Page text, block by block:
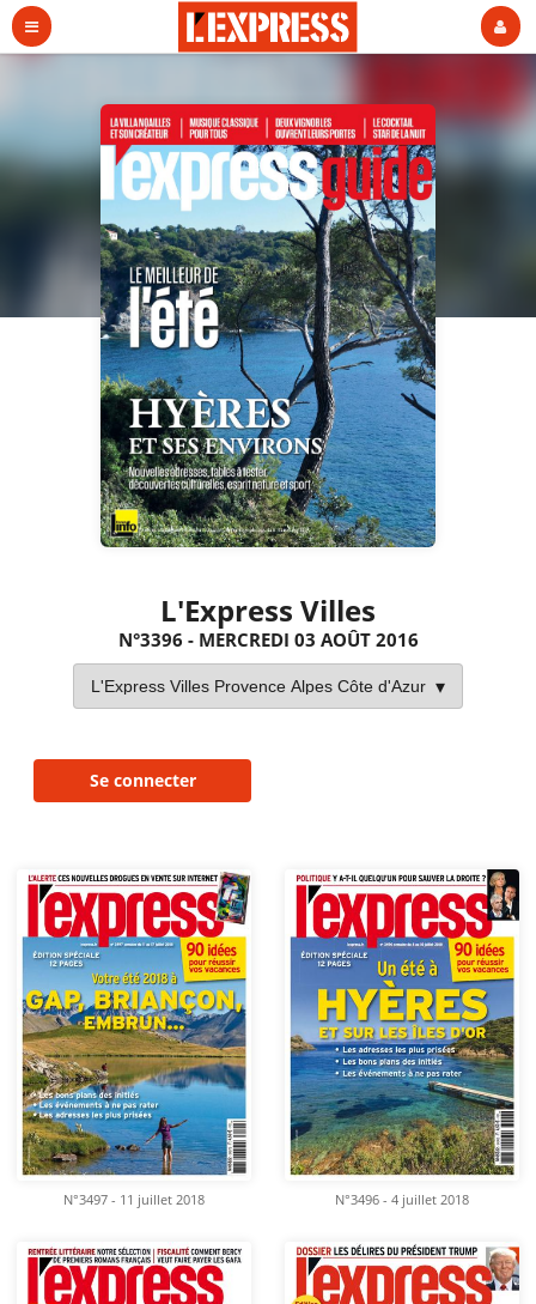
L'Express Villes
N°3396 - MERCREDI 03 AOÛT 2016
Se connecter
N°3497 - 11 juillet 2018 N°3496 - 4 juillet 2018